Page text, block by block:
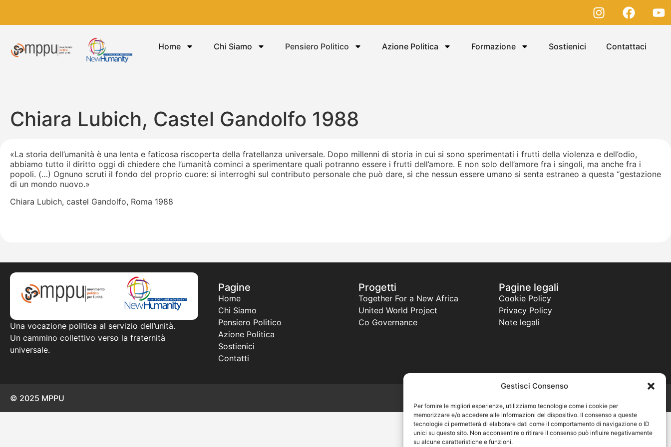
Gestisci Consenso
Per fornire le migliori esperienze, utilizziamo tecnologie come i cookie per
memorizzare e/o accedere alle informazioni del dispositivo. Il consenso a queste
tecnologie ci permetterà di elaborare dati come il comportamento di navigazione o ID
unici su questo sito. Non acconsentire o ritirare il consenso può influire negativamente
su alcune caratteristiche e funzioni.
Home Chi Siamo Pensiero Politico Azione Politica Formazione Sostienici Contattaci
Chiara Lubich, Castel Gandolfo 1988
«La storia dell’umanità è una lenta e faticosa riscoperta della fratellanza universale. Dopo millenni di storia in cui si sono sperimentati i frutti della violenza e dell’odio,
abbiamo tutto il diritto oggi di chiedere che l’umanità cominci a sperimentare quali potranno essere i frutti dell’amore. E non solo dell’amore fra i singoli, ma anche fra i
popoli. (…) Ognuno scruti il fondo del proprio cuore: si interroghi sul contributo personale che può dare, sì che nessun essere umano si senta estraneo a questa “gestazione
di un mondo nuovo.»
Chiara Lubich, castel Gandolfo, Roma 1988
Una vocazione politica al servizio dell’unità.
Un cammino collettivo verso la fraternità
universale.
Pagine
Home
Chi Siamo
Pensiero Politico
Azione Politica
Sostienici
Contatti
Progetti
Together For a New Africa
United World Project
Co Governance
Pagine legali
Cookie Policy
Privacy Policy
Note legali
© 2025 MPPU